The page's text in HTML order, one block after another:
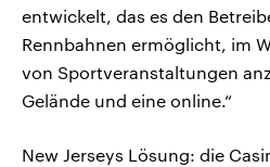
entwickelt, das es den
Rennbahnen ermöglicht, im
von Sportveranstaltungen
Gelände und eine online.“
New Jerseys Lösung: die